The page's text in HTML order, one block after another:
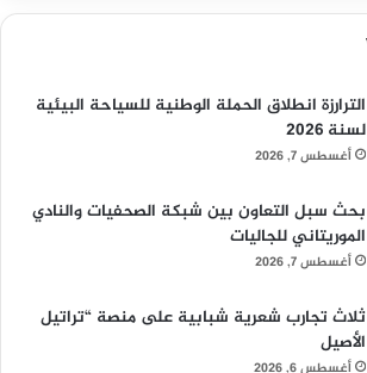
الترارزة انطلاق الحملة الوطنية للسياحة البيئية
لسنة 2026
أغسطس 7, 2026
بحث سبل التعاون بين شبكة الصحفيات والنادي
الموريتاني للجاليات
أغسطس 7, 2026
ثلاث تجارب شعرية شبابية على منصة “تراتيل
الأصيل